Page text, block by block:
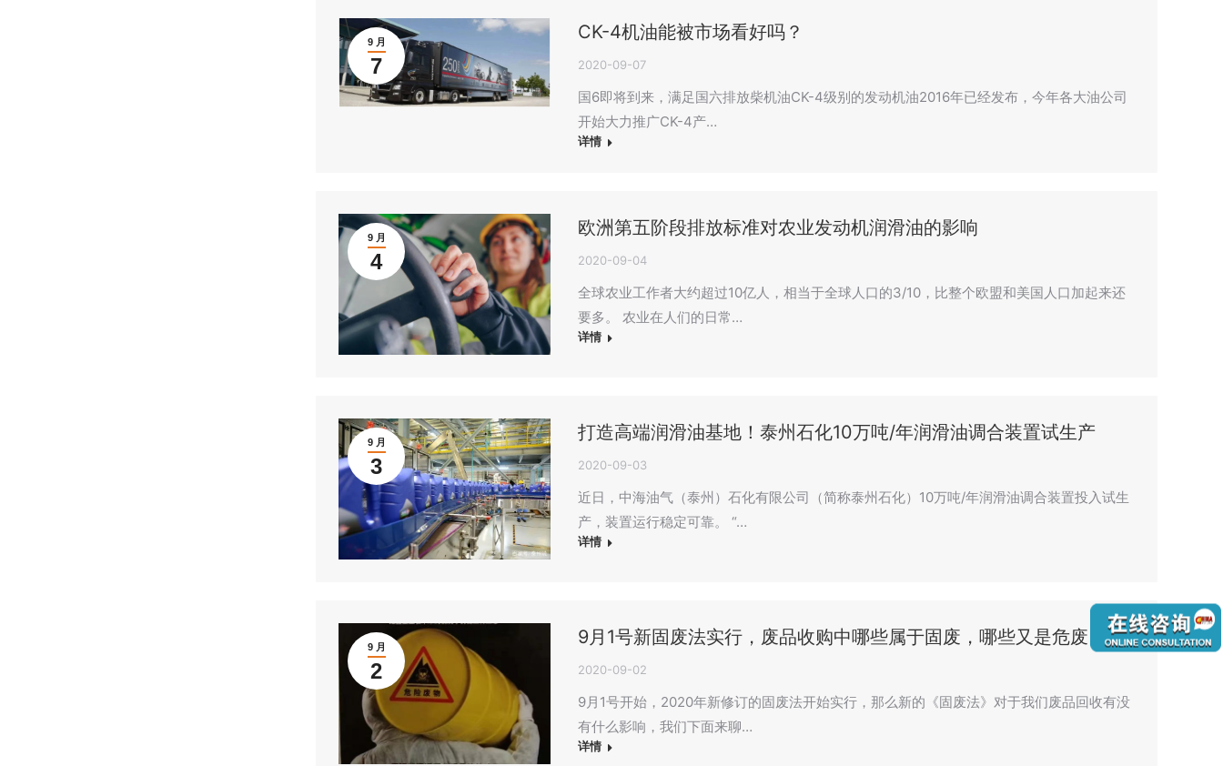
9 月
7
CK-4机油能被市场看好吗？
2020-09-07
国6即将到来，满足国六排放柴机油CK-4级别的发动机油2016年已经发布，今年各大油公司
开始大力推广CK-4产…
详情
9 月
4
欧洲第五阶段排放标准对农业发动机润滑油的影响
2020-09-04
全球农业工作者大约超过10亿人，相当于全球人口的3/10，比整个欧盟和美国人口加起来还
要多。 农业在人们的日常…
详情
9 月
3
打造高端润滑油基地！泰州石化10万吨/年润滑油调合装置试生产
2020-09-03
近日，中海油气（泰州）石化有限公司（简称泰州石化）10万吨/年润滑油调合装置投入试生
产，装置运行稳定可靠。 “…
详情
9 月
2
9月1号新固废法实行，废品收购中哪些属于固废，哪些又是危废
2020-09-02
9月1号开始，2020年新修订的固废法开始实行，那么新的《固废法》对于我们废品回收有没
有什么影响，我们下面来聊…
详情